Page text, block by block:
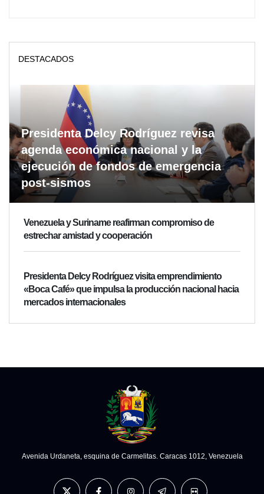
DESTACADOS
Presidenta Delcy Rodríguez revisa
agenda económica nacional y la
ejecución de fondos de emergencia
post-sismos
Venezuela y Suriname reafirman compromiso de
estrechar amistad y cooperación
Presidenta Delcy Rodríguez visita emprendimiento
«Boca Café» que impulsa la producción nacional hacia
mercados internacionales
Avenida Urdaneta, esquina de Carmelitas. Caracas 1012, Venezuela